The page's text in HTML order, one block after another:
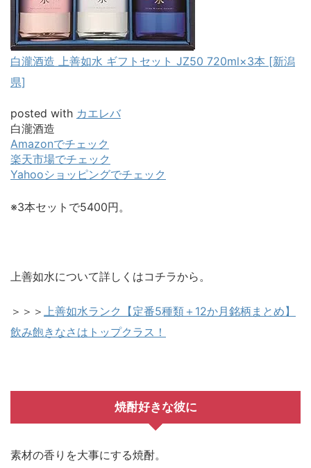
白瀧酒造 上善如水 ギフトセット JZ50 720ml×3本 [新潟
県]
posted with カエレバ
白瀧酒造
Amazonでチェック
楽天市場でチェック
Yahooショッピングでチェック
※3本セットで5400円。
上善如水について詳しくはコチラから。
＞＞＞ 上善如水ランク【定番5種類＋12か月銘柄まとめ】
飲み飽きなさはトップクラス！
焼酎好きな彼に
素材の香りを大事にする焼酎。